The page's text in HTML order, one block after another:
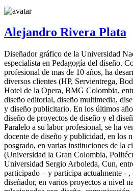
Alejandro Rivera Plata
Diseñador gráfico de la Universidad
especialista en Pedagogía del diseño.
profesional de mas de 10 años, ha
diversos clientes (HP, Servientrega,
Hotel de la Opera, BMG Colombia,
diseño editorial, diseño multimedia,
y diseño publicitario. En los últimos
diseño de proyectos de diseño y el
Paralelo a su labor profesional, se ha
docente de diseño y publicidad, en los
posgrado, en varias instituciones de la
(Universidad la Gran Colombia,
Universidad Sergio Arboleda, Cun,
participado – y participa actualmente -
diseñador, en varios proyectos a nivel